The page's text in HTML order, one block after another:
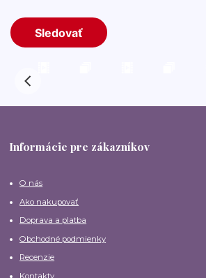
Informácie pre zákazníkov
O nás
Ako nakupovať
Doprava a platba
Obchodné podmienky
Recenzie
Kontakty